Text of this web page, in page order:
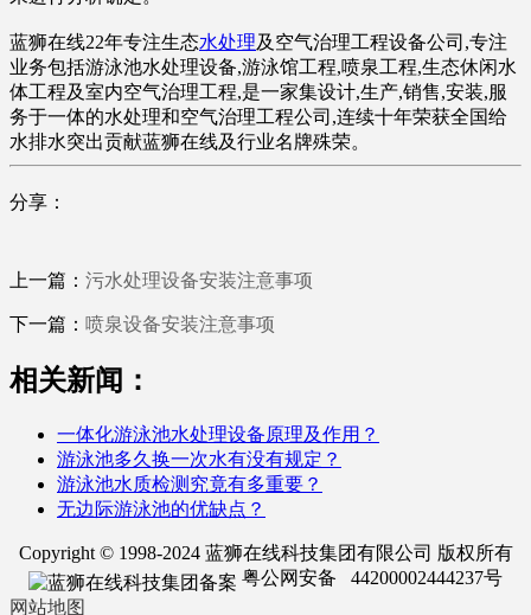
蓝狮在线22年专注生态水处理及空气治理工程设备公司,专注
业务包括游泳池水处理设备,游泳馆工程,喷泉工程,生态休闲水
体工程及室内空气治理工程,是一家集设计,生产,销售,安装,服
务于一体的水处理和空气治理工程公司,连续十年荣获全国给
水排水突出贡献蓝狮在线及行业名牌殊荣。
分享：
上一篇： 污水处理设备安装注意事项
下一篇： 喷泉设备安装注意事项
相关新闻：
一体化游泳池水处理设备原理及作用？
游泳池多久换一次水有没有规定？
游泳池水质检测究竟有多重要？
无边际游泳池的优缺点？
Copyright © 1998-2024 蓝狮在线科技集团有限公司 版权所有
粤公网安备 44200002444237号
网站地图